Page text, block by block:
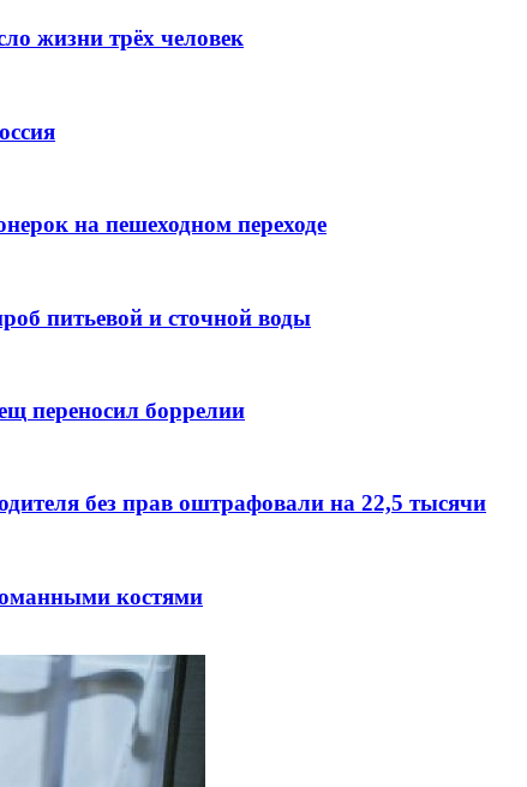
жизни трёх человек
на пешеходном переходе
питьевой и сточной воды
переносил боррелии
без прав оштрафовали на 22,5 тысячи
костями